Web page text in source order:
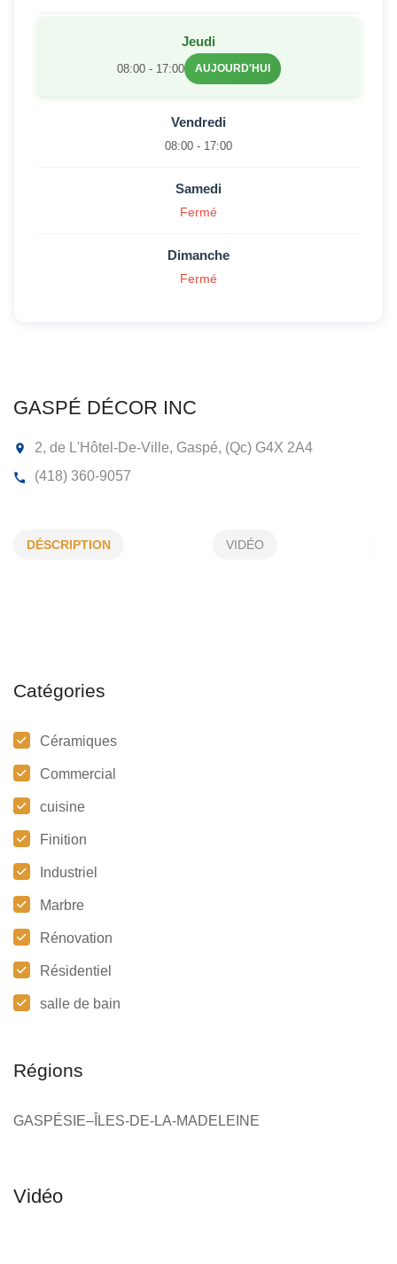
GASPÉ DÉCOR INC
DÉSCRIPTION VIDÉO
Catégories
Céramiques
Commercial
cuisine
Finition
Industriel
Marbre
Rénovation
Résidentiel
salle de bain
Régions
GASPÉSIE–ÎLES-DE-LA-MADELEINE
Jeudi
08:00 - 17:00 AUJOURD'HUI
Vendredi
08:00 - 17:00
Samedi
Fermé
Dimanche
Fermé